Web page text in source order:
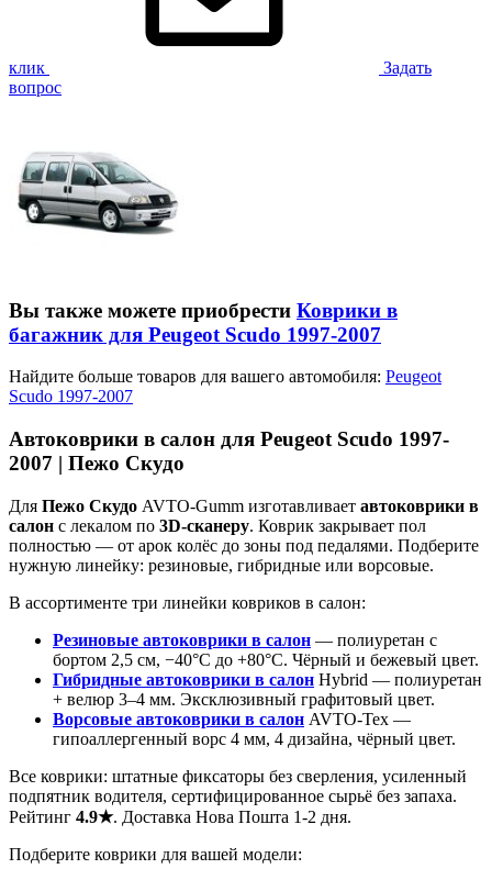
клик
Задать
вопрос
Вы также можете приобрести Коврики в
багажник для Peugeot Scudo 1997-2007
Найдите больше товаров для вашего автомобиля: Peugeot
Scudo 1997-2007
Автоковрики в салон для Peugeot Scudo 1997-
2007 | Пежо Скудо
Для Пежо Скудо AVTO-Gumm изготавливает автоковрики в
салон с лекалом по 3D-сканеру. Коврик закрывает пол
полностью — от арок колёс до зоны под педалями. Подберите
нужную линейку: резиновые, гибридные или ворсовые.
В ассортименте три линейки ковриков в салон:
Резиновые автоковрики в салон — полиуретан с
бортом 2,5 см, −40°C до +80°C. Чёрный и бежевый цвет.
Гибридные автоковрики в салон Hybrid — полиуретан
+ велюр 3–4 мм. Эксклюзивный графитовый цвет.
Ворсовые автоковрики в салон AVTO-Tex —
гипоаллергенный ворс 4 мм, 4 дизайна, чёрный цвет.
Все коврики: штатные фиксаторы без сверления, усиленный
подпятник водителя, сертифицированное сырьё без запаха.
Рейтинг 4.9★. Доставка Нова Пошта 1-2 дня.
Подберите коврики для вашей модели: